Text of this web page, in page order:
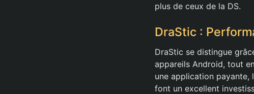
plus de ceux de la DS.
DraStic :
DraStic se distingue
appareils Android, tout
une application
font un excellent